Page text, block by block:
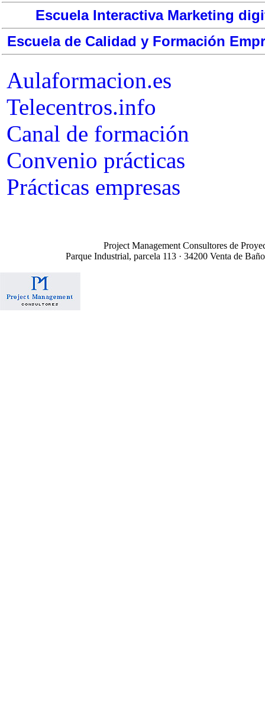
Escuela Interactiva Marketing
Escuela de Calidad y Formación
Aulaformacion.es
Telecentros.info
Canal de formación
Convenio prácticas
Prácticas empresas
Project Management Consultores de
Parque Industrial, parcela 113 · 34200 Venta de